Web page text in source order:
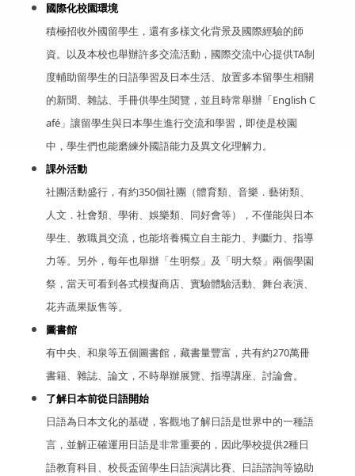
國際化校園環境
積極招收外國留學生，還有多樣文化背景及國際經驗的師
資。以及本校也舉辦許多交流活動，國際交流中心提供TA制
度輔助留學生的日語學習及日本生活、放置多本留學生相關
的新聞、雜誌、手冊供學生閱覽，並且時常舉辦「English C
afé」讓留學生與日本學生進行交流和學習，即使是校園
中，學生們也能磨練外國語能力及異文化理解力。
課外活動
社團活動盛行，有約350個社團（體育類、音樂．藝術類、
人文．社會類、學術、娛樂類、同好會等），不僅能與日本
學生、教職員交流，也能培養獨立自主能力、判斷力、指導
力等。另外，每年也舉辦「生明祭」及「明大祭」兩個學園
祭，當天可看到各式模擬商店、實驗體驗活動、舞台表演、
花卉蔬果販售等。
圖書館
有中央、和泉等五個圖書館，藏書量豐富，共有約270萬冊
書籍、雜誌、論文，不時舉辦展覽、指導講座、討論會。
了解日本前從日語開始
日語為日本文化的基礎，客觀地了解日語是世界中的一種語
言，並解正確運用日語是非常重要的，因此學校提供2種日
語教育科目、校長盃留學生日語演講比賽、日語諮詢等協助